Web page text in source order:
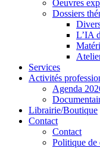
Oeuvres
Dossiers
L’IA
Services
Activités
Agenda
Librairie/Boutique
Contact
Contact
Politique de